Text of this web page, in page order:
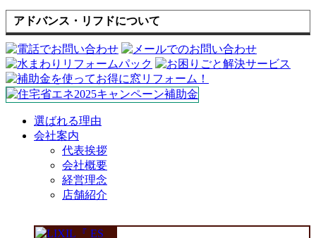
アドバンス・リフドについて
選ばれる理由
会社案内
代表挨拶
会社概要
経営理念
店舗紹介